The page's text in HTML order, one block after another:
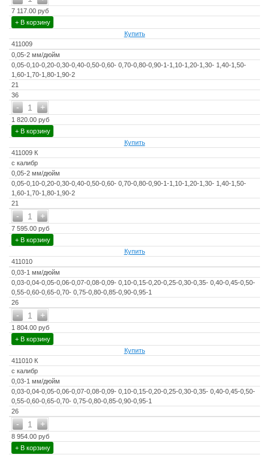
7 117.00 руб
+ В корзину
Купить
411009
0,05-2 мм/дюйм
0,05-0,10-0,20-0,30-0,40-0,50-0,60- 0,70-0,80-0,90-1-1,10-1,20-1,30- 1,40-1,50-
1,60-1,70-1,80-1,90-2
21
36
+
- 1
1 820.00 руб
+ В корзину
Купить
411009 К
с калибр
0,05-2 мм/дюйм
0,05-0,10-0,20-0,30-0,40-0,50-0,60- 0,70-0,80-0,90-1-1,10-1,20-1,30- 1,40-1,50-
1,60-1,70-1,80-1,90-2
21
+
- 1
7 595.00 руб
+ В корзину
Купить
411010
0,03-1 мм/дюйм
0,03-0,04-0,05-0,06-0,07-0,08-0,09- 0,10-0,15-0,20-0,25-0,30-0,35- 0,40-0,45-0,50-
0,55-0,60-0,65-0,70- 0,75-0,80-0,85-0,90-0,95-1
26
+
- 1
1 804.00 руб
+ В корзину
Купить
411010 К
с калибр
0,03-1 мм/дюйм
0,03-0,04-0,05-0,06-0,07-0,08-0,09- 0,10-0,15-0,20-0,25-0,30-0,35- 0,40-0,45-0,50-
0,55-0,60-0,65-0,70- 0,75-0,80-0,85-0,90-0,95-1
26
+
- 1
8 954.00 руб
+ В корзину